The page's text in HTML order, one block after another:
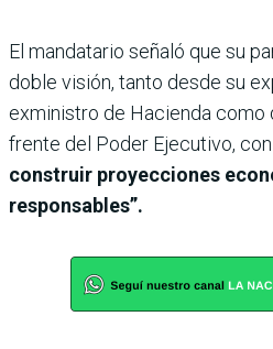
El mandatario señaló que su
doble visión, tanto desde su
exministro de Hacienda como
frente del Poder Ejecutivo, con
construir proyecciones
responsables”.